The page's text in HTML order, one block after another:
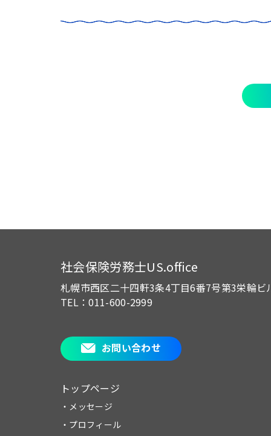
社会保険労務士US.office
札幌市西区二十四軒3条4丁目6番7号第3栄輪ビ
TEL：011-600-2999
お問い合わせ
トップページ
・メッセージ
・プロフィール